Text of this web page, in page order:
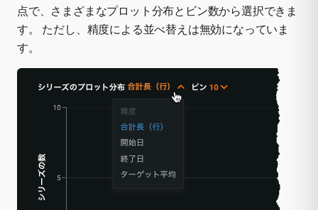
点で、さまざまなプロット分布とビン数から選択できま
す。 ただし、精度による並べ替えは無効になっていま
す。